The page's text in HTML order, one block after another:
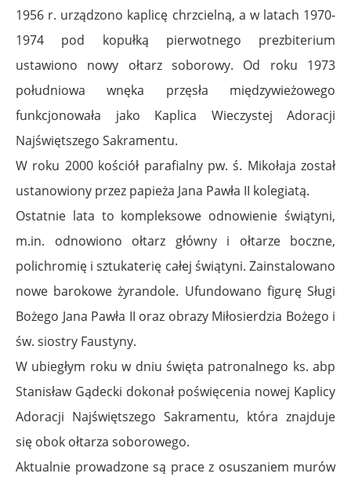
1956 r. urządzono kaplicę chrzcielną, a w latach 1970-
1974 pod kopułką pierwotnego prezbiterium
ustawiono nowy ołtarz soborowy. Od roku 1973
południowa wnęka przęsła międzywieżowego
funkcjonowała jako Kaplica Wieczystej Adoracji
Najświętszego Sakramentu.
W roku 2000 kościół parafialny pw. ś. Mikołaja został
ustanowiony przez papieża Jana Pawła II kolegiatą.
Ostatnie lata to kompleksowe odnowienie świątyni,
m.in. odnowiono ołtarz główny i ołtarze boczne,
polichromię i sztukaterię całej świątyni. Zainstalowano
nowe barokowe żyrandole. Ufundowano figurę Sługi
Bożego Jana Pawła II oraz obrazy Miłosierdzia Bożego i
św. siostry Faustyny.
W ubiegłym roku w dniu święta patronalnego ks. abp
Stanisław Gądecki dokonał poświęcenia nowej Kaplicy
Adoracji Najświętszego Sakramentu, która znajduje
się obok ołtarza soborowego.
Aktualnie prowadzone są prace z osuszaniem murów